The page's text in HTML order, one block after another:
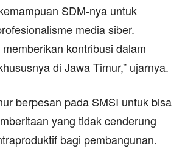
SDM-nya untuk
media siber.
kontribusi dalam
di Jawa Timur,” ujarnya.
berpesan pada SMSI untuk bisa
yang tidak cenderung
bagi pembangunan.